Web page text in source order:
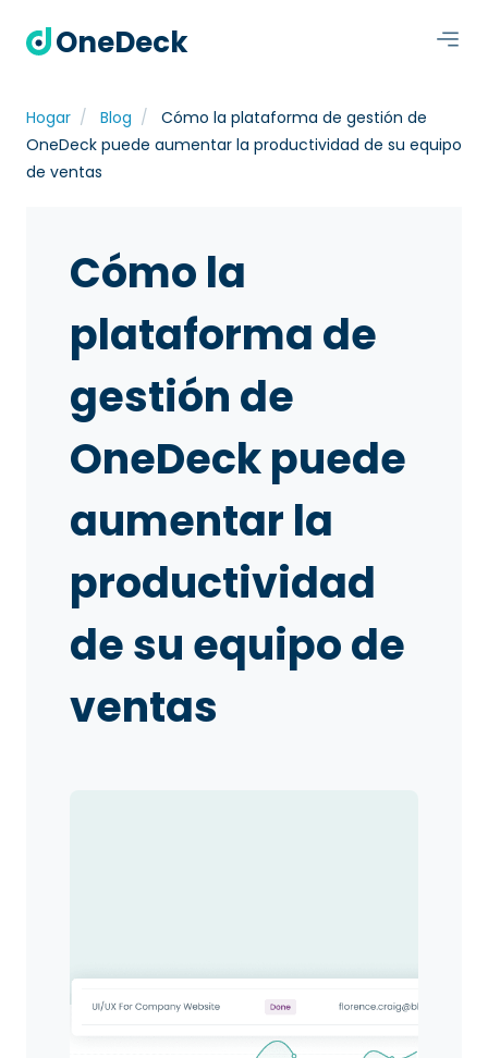
OneDeck
Hogar Blog
Cómo la plataforma de gestión de
OneDeck puede aumentar la productividad de su equipo
de ventas
Cómo la
plataforma de
gestión de
OneDeck puede
aumentar la
productividad
de su equipo de
ventas